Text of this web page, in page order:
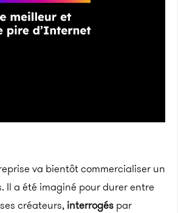
va bientôt commercialiser un
Il a été imaginé pour durer entre
créateurs, interrogés par